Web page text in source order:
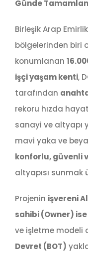
Günde
Birleşik Arap
bölgelerinden biri
konumlanan
işçi yaşam kenti,
tarafından
rekoru hızda
sanayi ve altyapı
mavi yaka ve
konforlu, güvenli
altyapısı sunmak
Projenin işvereni
sahibi (Owner)
ve işletme modeli
Devret (BOT)